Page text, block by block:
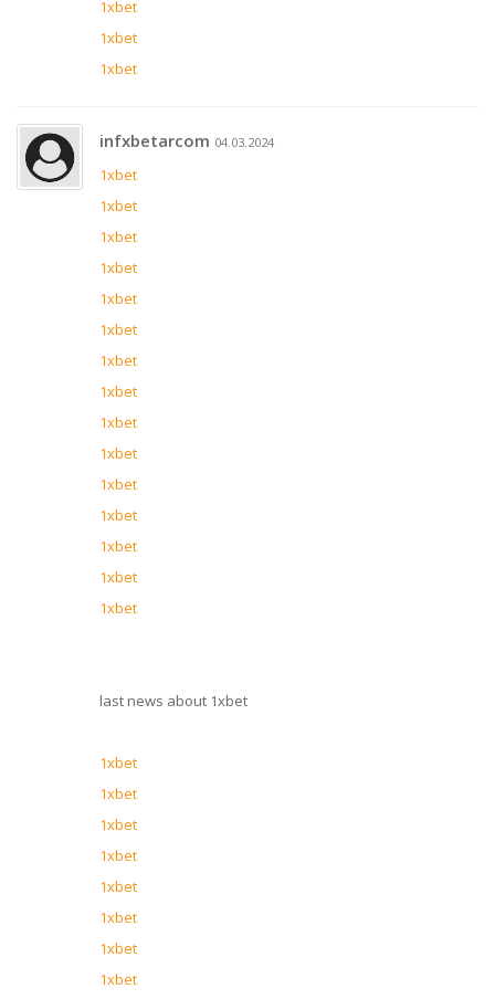
1xbet
1xbet
1xbet
infxbetarcom 04.03.2024
1xbet
1xbet
1xbet
1xbet
1xbet
1xbet
1xbet
1xbet
1xbet
1xbet
1xbet
1xbet
1xbet
1xbet
1xbet
last news about 1xbet
1xbet
1xbet
1xbet
1xbet
1xbet
1xbet
1xbet
1xbet